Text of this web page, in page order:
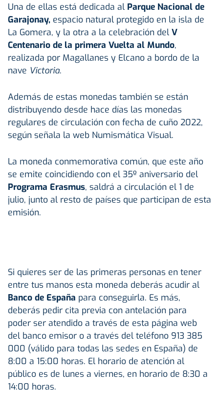
Una de ellas está dedicada al Parque Nacional de
Garajonay, espacio natural protegido en la isla de
La Gomera, y la otra a la celebración del V
Centenario de la primera Vuelta al Mundo,
realizada por Magallanes y Elcano a bordo de la
nave Victoria.
Además de estas monedas también se están
distribuyendo desde hace días las monedas
regulares de circulación con fecha de cuño 2022,
según señala la web Numismática Visual.
La moneda conmemorativa común, que este año
se emite coincidiendo con el 35º aniversario del
Programa Erasmus, saldrá a circulación el 1 de
julio, junto al resto de países que participan de esta
emisión.
Si quieres ser de las primeras personas en tener
entre tus manos esta moneda deberás acudir al
Banco de España para conseguirla. Es más,
deberás pedir cita previa con antelación para
poder ser atendido a través de esta página web
del banco emisor o a través del teléfono 913 385
000 (válido para todas las sedes en España) de
8:00 a 15:00 horas. El horario de atención al
público es de lunes a viernes, en horario de 8:30 a
14:00 horas.